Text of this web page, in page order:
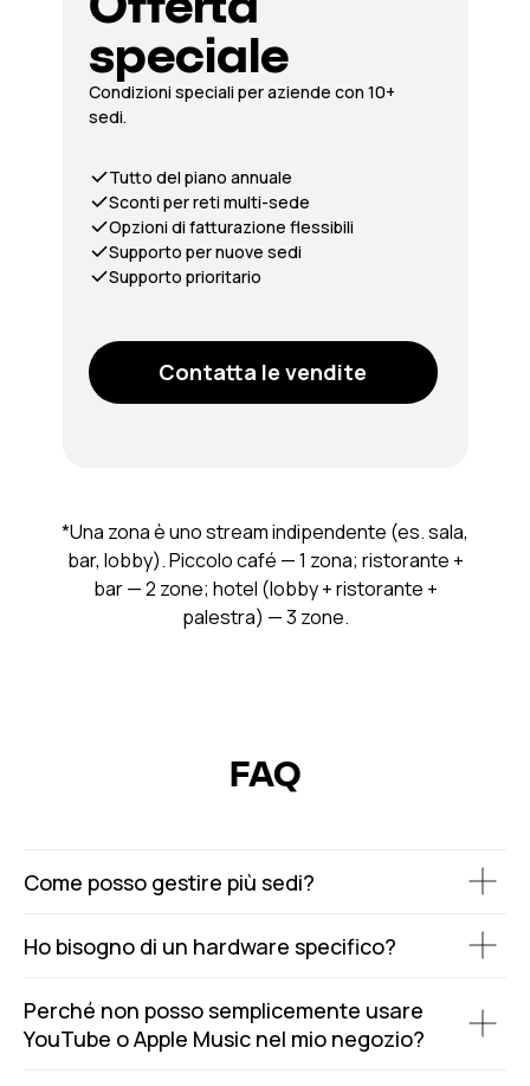
*Una zona è uno stream indipendente (es. sala,
bar, lobby). Piccolo café — 1 zona; ristorante +
bar — 2 zone; hotel (lobby + ristorante +
palestra) — 3 zone.
speciale
Condizioni speciali per aziende con 10+
sedi.
Contatta le vendite
Tutto del piano annuale
Sconti per reti multi-sede
Opzioni di fatturazione flessibili
Supporto per nuove sedi
Supporto prioritario
FAQ
Come posso gestire più sedi?
Ho bisogno di un hardware specifico?
Perché non posso semplicemente usare
YouTube o Apple Music nel mio negozio?